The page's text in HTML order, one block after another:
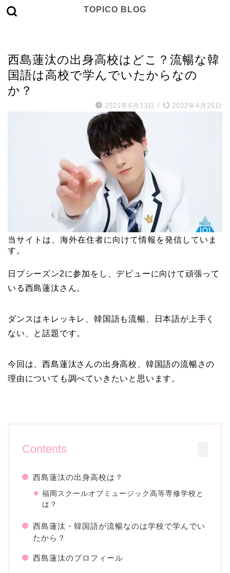
TOPICO BLOG
西島蓮汰の出身高校はどこ？流暢な韓
国語は高校で学んでいたからなの
か？
2021年6月13日 / 2022年4月25日
当サイトは、海外在住者に向けて情報を発信していま
す。
日プシーズン2に参加をし、デビューに向けて頑張って
いる西島蓮汰さん。
ダンスはキレッキレ、韓国語も流暢、日本語が上手く
ない、と話題です。
今回は、西島蓮汰さんの出身高校、韓国語の流暢さの
理由についても調べていきたいと思います。
Contents
西島蓮汰の出身高校は？
福岡スクールオブミュージック高等専修学校と
は？
西島蓮汰・韓国語が流暢なのは学校で学んでい
たから？
西島蓮汰のプロフィール